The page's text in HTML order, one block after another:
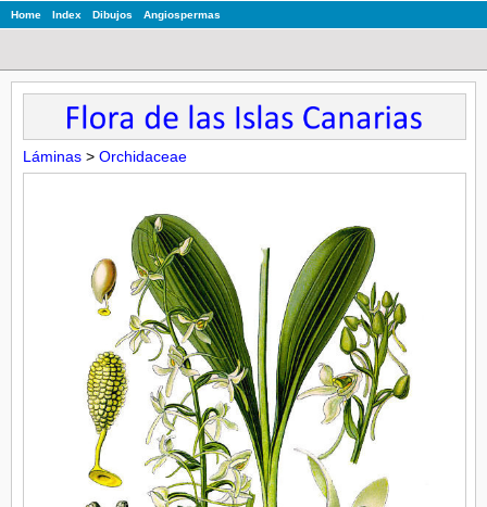
Home Index Dibujos Angiospermas
Láminas > Orchidaceae